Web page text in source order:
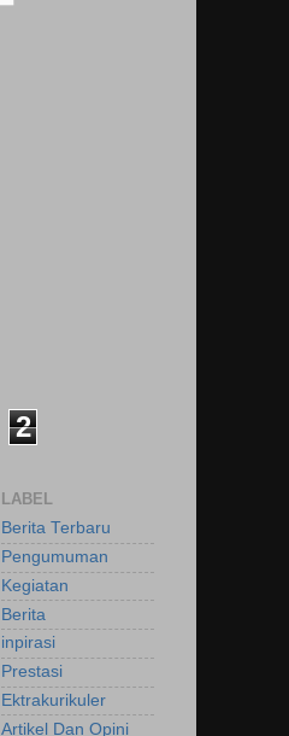
2
LABEL
Berita Terbaru
Pengumuman
Kegiatan
Berita
inpirasi
Prestasi
Ektrakurikuler
Artikel Dan Opini